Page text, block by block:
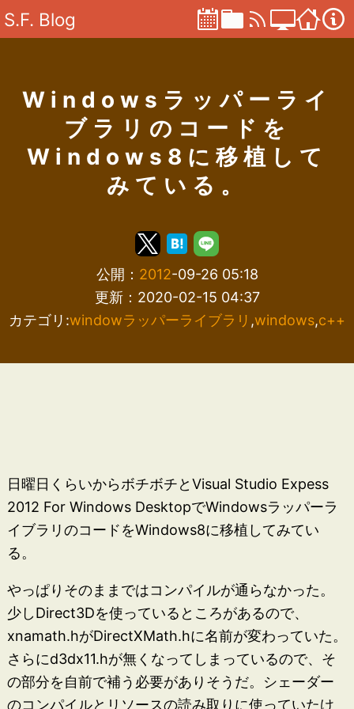
S.F. Blog
Windowsラッパーライ
ブラリのコードを
Windows8に移植して
みている。
公開： 2012-09-26 05:18
更新：2020-02-15 04:37
カテゴリ:windowラッパーライブラリ ,windows,c++
日曜日くらいからボチボチとVisual Studio Expess
2012 For Windows DesktopでWindowsラッパーラ
イブラリのコードをWindows8に移植してみてい
る。
やっぱりそのままではコンパイルが通らなかった。
少しDirect3Dを使っているところがあるので、
xnamath.hがDirectXMath.hに名前が変わっていた。
さらにd3dx11.hが無くなってしまっているので、そ
の部分を自前で補う必要がありそうだ。シェーダー
のコンパイルとリソースの読み取りに使っていたけ